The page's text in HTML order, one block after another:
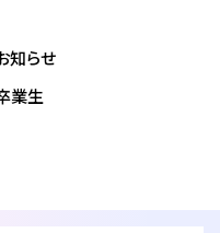
知らせ
業生